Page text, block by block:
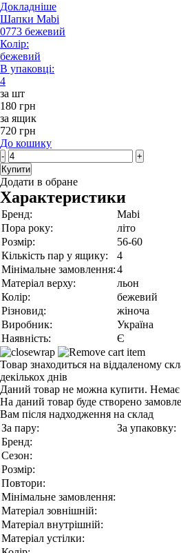
Докладніше
Шапки Mabi
0773 бежевий
Колір:
бежевий
В упаковці:
4
за шт
180 грн
за ящик
720 грн
До кошику
-
+
Купити
Додати в обране
Характеристики
Бренд:
Mabi
Пора року:
літо
Розмір:
56-60
Кількість пар у ящику:
4
Мінімальне замовлення:4
Матеріал верху:
льон
Колір:
бежевий
Різновид:
жіноча
Виробник:
Україна
Наявність:
Є
Товар знаходиться на віддаленому
декількох днів
Даний товар не можна купити. Немає
На даний товар буде створено
Вам після надходження на склад
За пару:
За упаковку:
Бренд:
Сезон:
Розмір:
Повтори:
Мінімальне замовлення:
Матеріал зовнішній:
Матеріал внутрішній:
Матеріал устілки: